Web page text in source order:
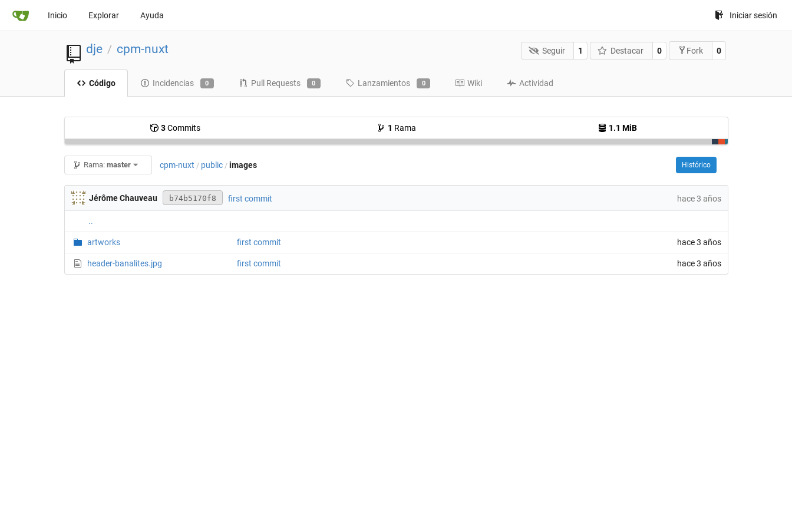
Inicio Explorar Ayuda Iniciar sesión
dje / cpm-nuxt Seguir 1 Destacar 0 Fork 0
Código Incidencias 0 Pull Requests 0 Lanzamientos 0 Wiki Actividad
3Commits 1 Rama 1.1 MiB
Rama:master cpm-nuxt / public / images Histórico
Jérôme Chauveau b74b5170f8 first commit hace 3 años
..
artworks first commit hace 3 años
header-banalites.jpg first commit hace 3 años